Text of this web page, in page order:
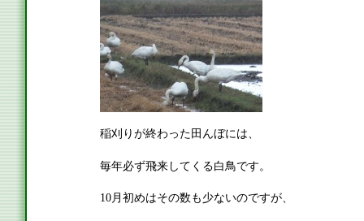
稲刈りが終わった田んぼには、
毎年必ず飛来してくる白鳥です。
10月初めはその数も少ないのですが、